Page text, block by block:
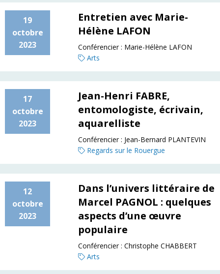
19
octobre
2023
Entretien avec Marie-
Hélène LAFON
Conférencier : Marie-Hélène LAFON
Arts
17
octobre
2023
Jean-Henri FABRE,
entomologiste, écrivain,
aquarelliste
Conférencier : Jean-Bernard PLANTEVIN
Regards sur le Rouergue
12
octobre
2023
Dans l’univers littéraire de
Marcel PAGNOL : quelques
aspects d’une œuvre
populaire
Conférencier :Christophe CHABBERT
Arts